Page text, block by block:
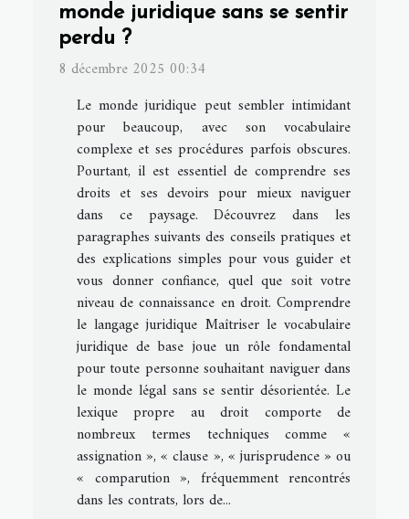
monde juridique sans se sentir
perdu ?
8 décembre 2025 00:34
Le monde juridique peut sembler intimidant
pour beaucoup, avec son vocabulaire
complexe et ses procédures parfois obscures.
Pourtant, il est essentiel de comprendre ses
droits et ses devoirs pour mieux naviguer
dans ce paysage. Découvrez dans les
paragraphes suivants des conseils pratiques et
des explications simples pour vous guider et
vous donner confiance, quel que soit votre
niveau de connaissance en droit. Comprendre
le langage juridique Maîtriser le vocabulaire
juridique de base joue un rôle fondamental
pour toute personne souhaitant naviguer dans
le monde légal sans se sentir désorientée. Le
lexique propre au droit comporte de
nombreux termes techniques comme «
assignation », « clause », « jurisprudence » ou
« comparution », fréquemment rencontrés
dans les contrats, lors de...